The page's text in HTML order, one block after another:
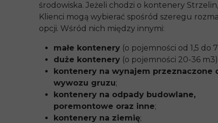
środowiska. Jeżeli chodzi o kontenery
Klienci mogą wybierać spośród szeregu
opcji. Wśród nich między innymi:
małe kontenery (o pojemności od 1,5 do
duże kontenery (o pojemności 20-36
kontenery na wynajem przeznaczone
wywozu gruzu;
kontenery na odpady budowlane,
poremontowe oraz inne;
kontenery na ziemię;